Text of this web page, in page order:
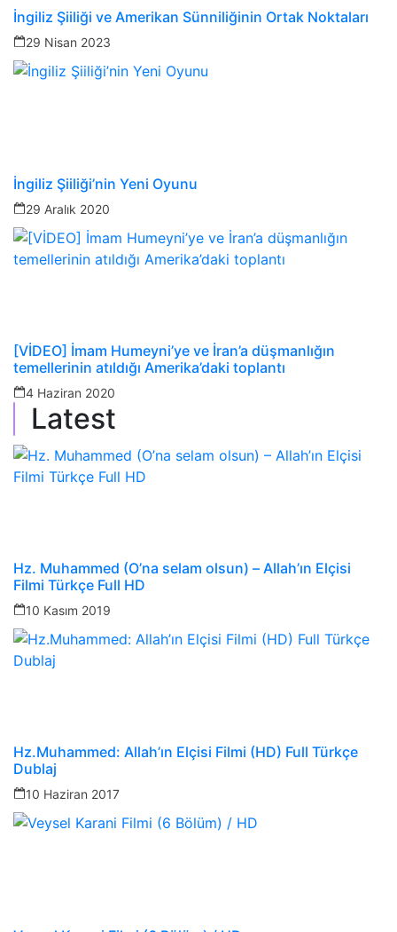
İngiliz Şiiliği ve Amerikan Sünniliğinin Ortak Noktaları
29 Nisan 2023
İngiliz Şiiliği’nin Yeni Oyunu
29 Aralık 2020
[VİDEO] İmam Humeyni’ye ve İran’a düşmanlığın
temellerinin atıldığı Amerika’daki toplantı
4 Haziran 2020
Latest
Hz. Muhammed (O’na selam olsun) – Allah’ın Elçisi
Filmi Türkçe Full HD
10 Kasım 2019
Hz.Muhammed: Allah’ın Elçisi Filmi (HD) Full Türkçe
Dublaj
10 Haziran 2017